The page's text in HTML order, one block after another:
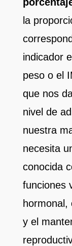
la
indicador
peso o el
que nos
nivel de
nuestra
necesita
conocida
funciones
hormonal,
y el